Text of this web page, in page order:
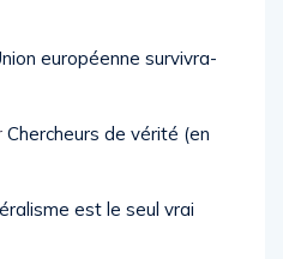
européenne survivra-
Chercheurs de vérité (en
est le seul vrai